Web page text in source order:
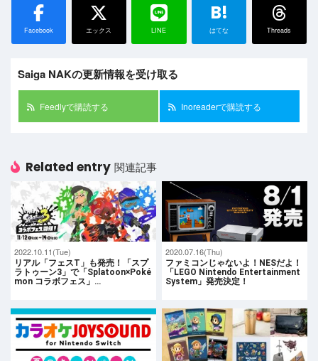
Facebook エックス LINE
B!
はてな Threads
Saiga NAKの更新情報を受け取る
Feedlyで購読する Inoreaderで購読する
Related entry 関連記事
2022.10.11(Tue)
リアル「フェスT」も発売！「スプ
ラトゥーン3」で「Splatoon×Poké
mon コラボフェス」…
2020.07.16(Thu)
ファミコンじゃないよ！NESだよ！
「LEGO Nintendo Entertainment
System」発売決定！